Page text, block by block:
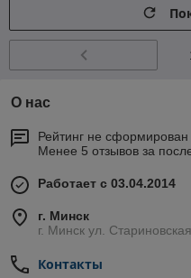
О нас
Рейтинг не сформирован
Менее 5 отзывов за
Работает с 03.04.2014
г. Минск
г. Минск ул.
Контакты